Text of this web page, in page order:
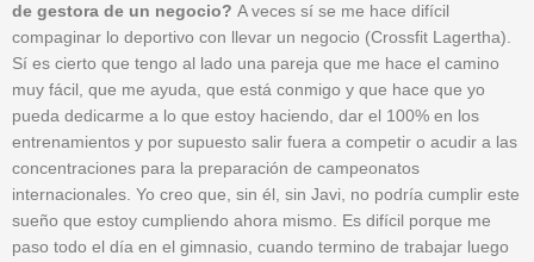
de gestora de un negocio? A veces sí se me hace difícil
compaginar lo deportivo con llevar un negocio (Crossfit Lagertha).
Sí es cierto que tengo al lado una pareja que me hace el camino
muy fácil, que me ayuda, que está conmigo y que hace que yo
pueda dedicarme a lo que estoy haciendo, dar el 100% en los
entrenamientos y por supuesto salir fuera a competir o acudir a las
concentraciones para la preparación de campeonatos
internacionales. Yo creo que, sin él, sin Javi, no podría cumplir este
sueño que estoy cumpliendo ahora mismo. Es difícil porque me
paso todo el día en el gimnasio, cuando termino de trabajar luego